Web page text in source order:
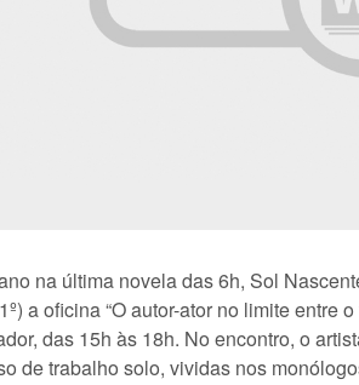
na última novela das 6h, Sol
a oficina “O autor-ator no limite entre
das 15h às 18h. No encontro, o
de trabalho solo, vividas nos